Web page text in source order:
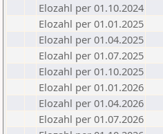
Elozahl per 01.10.2024
Elozahl per 01.01.2025
Elozahl per 01.04.2025
Elozahl per 01.07.2025
Elozahl per 01.10.2025
Elozahl per 01.01.2026
Elozahl per 01.04.2026
Elozahl per 01.07.2026